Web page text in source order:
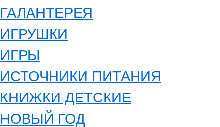
ГАЛАНТЕРЕЯ
ИГРУШКИ
ИГРЫ
ИСТОЧНИКИ ПИТАНИЯ
КНИЖКИ ДЕТСКИЕ
НОВЫЙ ГОД